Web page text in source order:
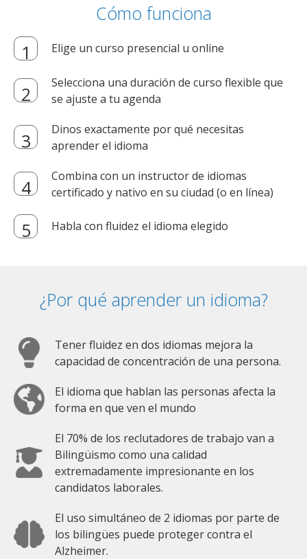
Cómo funciona
Elige un curso presencial u online
Selecciona una duración de curso flexible que
se ajuste a tu agenda
Dinos exactamente por qué necesitas
aprender el idioma
Combina con un instructor de idiomas
certificado y nativo en su ciudad (o en línea)
Habla con fluidez el idioma elegido
¿Por qué aprender un idioma?
Tener fluidez en dos idiomas mejora la
capacidad de concentración de una persona.
El idioma que hablan las personas afecta la
forma en que ven el mundo
El 70% de los reclutadores de trabajo van a
Bilingüismo como una calidad
extremadamente impresionante en los
candidatos laborales.
El uso simultáneo de 2 idiomas por parte de
los bilingües puede proteger contra el
Alzheimer.